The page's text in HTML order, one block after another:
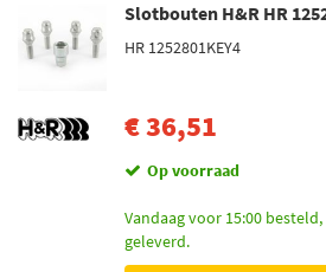
Slotbouten H&R HR
HR 1252801KEY4
€ 36,51
Op voorraad
Vandaag voor 15:00
geleverd.